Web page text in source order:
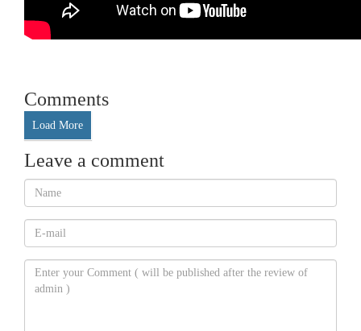
Comments
Load More
Leave a comment